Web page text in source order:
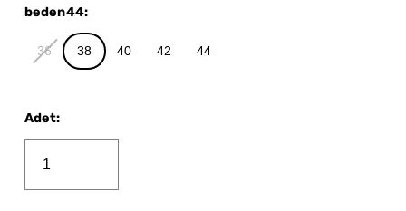
beden44:
36 38 40 42 44
Adet: